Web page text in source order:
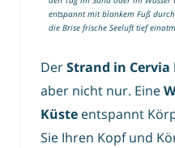
entspannt mit blankem Fuß
die Brise frische Seeluft tief
DerStrand in Cervia
aber nicht nur. Eine
Küste entspannt
Sie Ihren Kopf und